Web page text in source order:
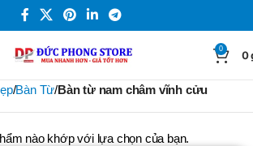
0 0
Bàn Từ Bàn từ nam châm vĩnh cửu
nào khớp với lựa chọn của bạn.